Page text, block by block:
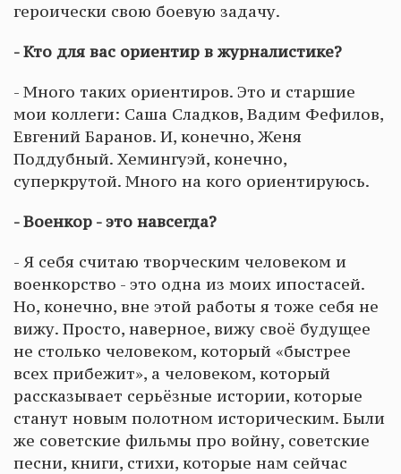
героически свою боевую задачу.
- Кто для вас ориентир в журналистике?
- Много таких ориентиров. Это и старшие
мои коллеги: Саша Сладков, Вадим Фефилов,
Евгений Баранов. И, конечно, Женя
Поддубный. Хемингуэй, конечно,
суперкрутой. Много на кого ориентируюсь.
- Военкор - это навсегда?
- Я себя считаю творческим человеком и
военкорство - это одна из моих ипостасей.
Но, конечно, вне этой работы я тоже себя не
вижу. Просто, наверное, вижу своё будущее
не столько человеком, который «быстрее
всех прибежит», а человеком, который
рассказывает серьёзные истории, которые
станут новым полотном историческим. Были
же советские фильмы про войну, советские
песни, книги, стихи, которые нам сейчас